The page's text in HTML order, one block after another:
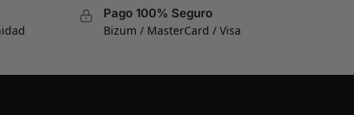
Pago 100% Seguro
Bizum / MasterCard / Visa